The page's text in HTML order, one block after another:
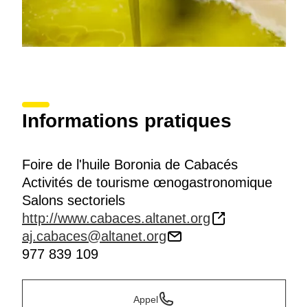
Informations pratiques
Foire de l'huile Boronia de Cabacés
Activités de tourisme œnogastronomique
Salons sectoriels
http://www.cabaces.altanet.org
aj.cabaces@altanet.org
977 839 109
Appel